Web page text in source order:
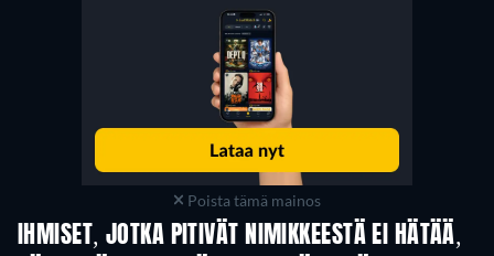
Poista tämä mainos
IHMISET, JOTKA PITIVÄT NIMIKKEESTÄ EI HÄTÄÄ,